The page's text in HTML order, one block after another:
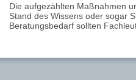
Die aufgezählten Maßnahmen
Stand des Wissens oder sogar
Beratungsbedarf sollten